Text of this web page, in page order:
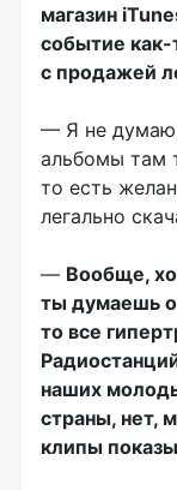
магазин
событие
с продажей
— Я не
альбомы там
то есть
легально
— Вообще,
ты думаешь о
то все
наших
страны, нет,
клипы